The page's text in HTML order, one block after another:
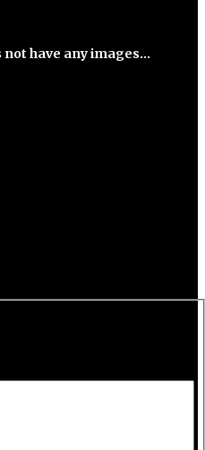
have any images...